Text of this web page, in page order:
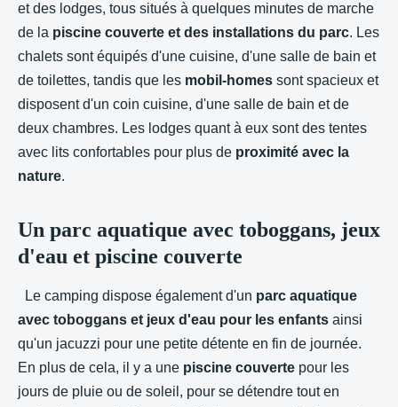
et des lodges, tous situés à quelques minutes de marche
de la piscine couverte et des installations du parc. Les
chalets sont équipés d'une cuisine, d'une salle de bain et
de toilettes, tandis que les mobil-homes sont spacieux et
disposent d'un coin cuisine, d'une salle de bain et de
deux chambres. Les lodges quant à eux sont des tentes
avec lits confortables pour plus de proximité avec la
nature.
Un parc aquatique avec toboggans, jeux
d'eau et piscine couverte
Le camping dispose également d'un parc aquatique
avec toboggans et jeux d'eau pour les enfants ainsi
qu'un jacuzzi pour une petite détente en fin de journée.
En plus de cela, il y a une piscine couverte pour les
jours de pluie ou de soleil, pour se détendre tout en